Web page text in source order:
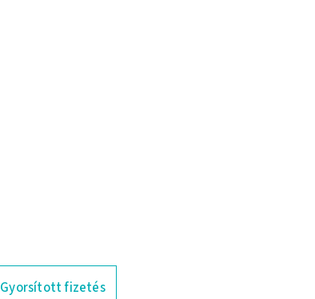
Gyorsított fizetés